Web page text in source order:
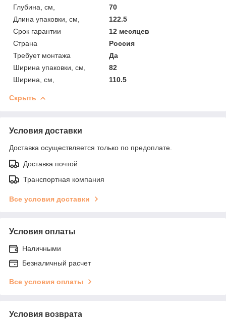
Глубина, см,
70
Длина упаковки, см,
122.5
Срок гарантии
12 месяцев
Страна
Россия
Требует монтажа
Да
Ширина упаковки, см,
82
Ширина, см,
110.5
Скрыть
Условия доставки
Доставка осуществляется только по предоплате.
Доставка почтой
Транспортная компания
Все условия доставки
Условия оплаты
Наличными
Безналичный расчет
Все условия оплаты
Условия возврата